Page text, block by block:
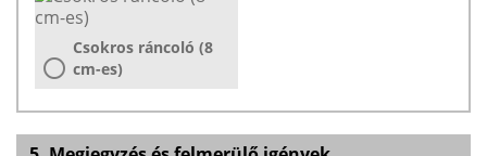
Csokros ráncoló (8
cm-es)